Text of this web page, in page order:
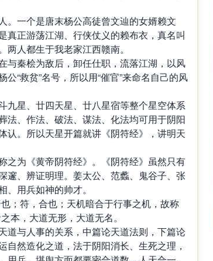
一个是唐末杨公高徒曾文辿的女婿赖文
真正游荡江湖、行侠仗义的赖布衣，真名叫
人都生于我老家江西赣南。
秦桧为敌后，卸任仕职，流落江湖，以风
“救贫”名号，所以用“催官”来命名自己的风
星、廿四天星、廿八星宿等整个星空体系
法、作法、破法、谋法、化法均可用于阴阳
认。所以天星开篇就讲《阴符经》，讲明天
为《黄帝阴符经》。《阴符经》虽然只有
邃、辨证明理。姜太公、范蠡、鬼谷子、张
用兵如神的帅才。
符，合也；天机暗合于行事之机，故称
本，大道无形，大道无名。
与人事的关系，中篇论天道法则，下篇论
然造化之道，法于阴阳消长、生死之理，